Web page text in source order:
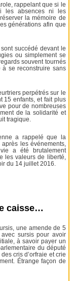
rappelant que si le
les absences ni les
la mémoire de
générations afin que
succédé devant le
ou simplement se
souvent tournés
se reconstruire sans
perpétrés sur le
15 enfants, et fait plus
pour de nombreuses
de la solidarité et
tragique.
a rappelé que la
les événements,
a été brutalement
les valeurs de liberté,
du 14 juillet 2016.
caisse…
une amende de 5
sursis pour avoir
à savoir payer un
du député
cris d’orfraie et crie
Étrange façon de